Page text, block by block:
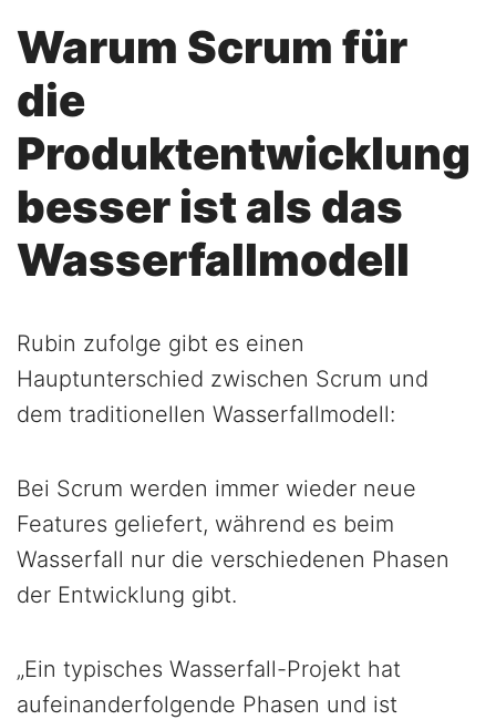
Warum Scrum für
die
Produktentwicklung
besser ist als das
Wasserfallmodell
Rubin zufolge gibt es einen
Hauptunterschied zwischen Scrum und
dem traditionellen Wasserfallmodell:
Bei Scrum werden immer wieder neue
Features geliefert, während es beim
Wasserfall nur die verschiedenen Phasen
der Entwicklung gibt.
„Ein typisches Wasserfall-Projekt hat
aufeinanderfolgende Phasen und ist